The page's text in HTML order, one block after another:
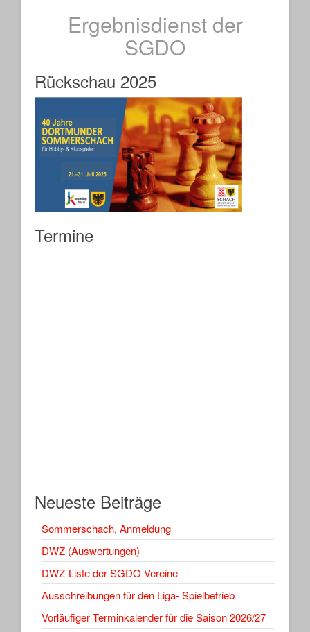
Ergebnisdienst der
SGDO
Rückschau 2025
Termine
Neueste Beiträge
Sommerschach, Anmeldung
DWZ (Auswertungen)
DWZ-Liste der SGDO Vereine
Ausschreibungen für den Liga- Spielbetrieb
Vorläufiger Terminkalender für die Saison 2026/27